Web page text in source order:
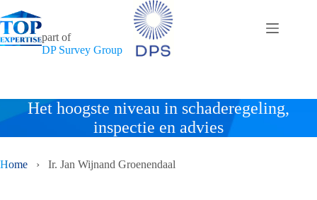
naar
de
inhoud
part of
DP Survey Group
Het hoogste niveau in schaderegeling,
inspectie en advies
Home › Ir. Jan Wijnand Groenendaal